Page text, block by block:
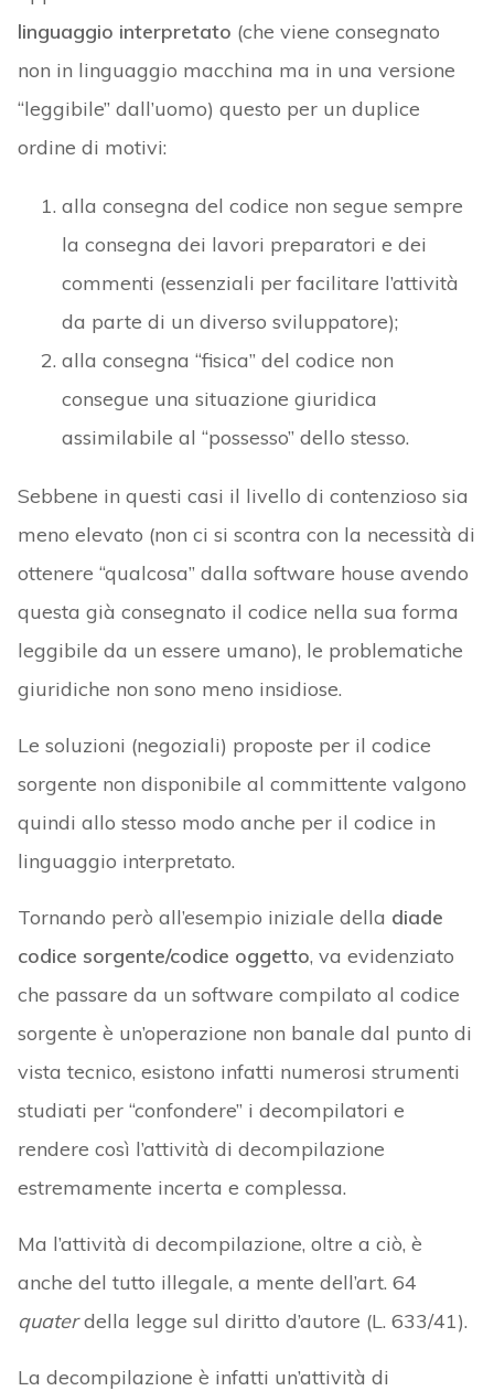
linguaggio interpretato (che viene consegnato
non in linguaggio macchina ma in una versione
“leggibile” dall’uomo) questo per un duplice
ordine di motivi:
alla consegna del codice non segue sempre
la consegna dei lavori preparatori e dei
commenti (essenziali per facilitare l’attività
da parte di un diverso sviluppatore);
alla consegna “fisica” del codice non
consegue una situazione giuridica
assimilabile al “possesso” dello stesso.
Sebbene in questi casi il livello di contenzioso sia
meno elevato (non ci si scontra con la necessità di
ottenere “qualcosa” dalla software house avendo
questa già consegnato il codice nella sua forma
leggibile da un essere umano), le problematiche
giuridiche non sono meno insidiose.
Le soluzioni (negoziali) proposte per il codice
sorgente non disponibile al committente valgono
quindi allo stesso modo anche per il codice in
linguaggio interpretato.
Tornando però all’esempio iniziale della diade
codice sorgente/codice oggetto, va evidenziato
che passare da un software compilato al codice
sorgente è un’operazione non banale dal punto di
vista tecnico, esistono infatti numerosi strumenti
studiati per “confondere” i decompilatori e
rendere così l’attività di decompilazione
estremamente incerta e complessa.
Ma l’attività di decompilazione, oltre a ciò, è
anche del tutto illegale, a mente dell’art. 64
quaterdella legge sul diritto d’autore (L. 633/41).
La decompilazione è infatti un’attività di